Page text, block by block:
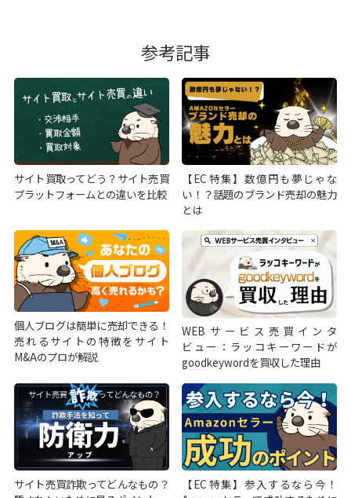
参考記事
サイト買取ってどう？サイト売買
プラットフォームとの違いを比較
【EC特集】数億円も夢じゃな
い！？話題のブランド売却の魅力
とは
個人ブログは簡単に売却できる！
売れるサイトの特徴をサイト
M&Aのプロが解説
WEBサービス売買インタ
ビュー：ラッコキーワードが
goodkeywordを買収した理由
サイト売買詐欺ってどんなもの？
【EC特集】参入するなら今！